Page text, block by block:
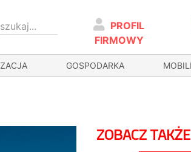
PROFIL
FIRMOWY
GOSPODARKA
ZOBACZ TAKŻE